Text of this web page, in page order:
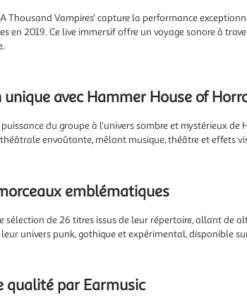
Thousand Vampires' capture la performance
en 2019. Ce live immersif offre un voyage sonore à
avec Hammer House of
du groupe à l'univers sombre et mystérieux
envoûtante, mêlant musique, théâtre et effets
emblématiques
sélection de 26 titres issus de leur répertoire, allant de
univers punk, gothique et expérimental, disponible
qualité par Earmusic